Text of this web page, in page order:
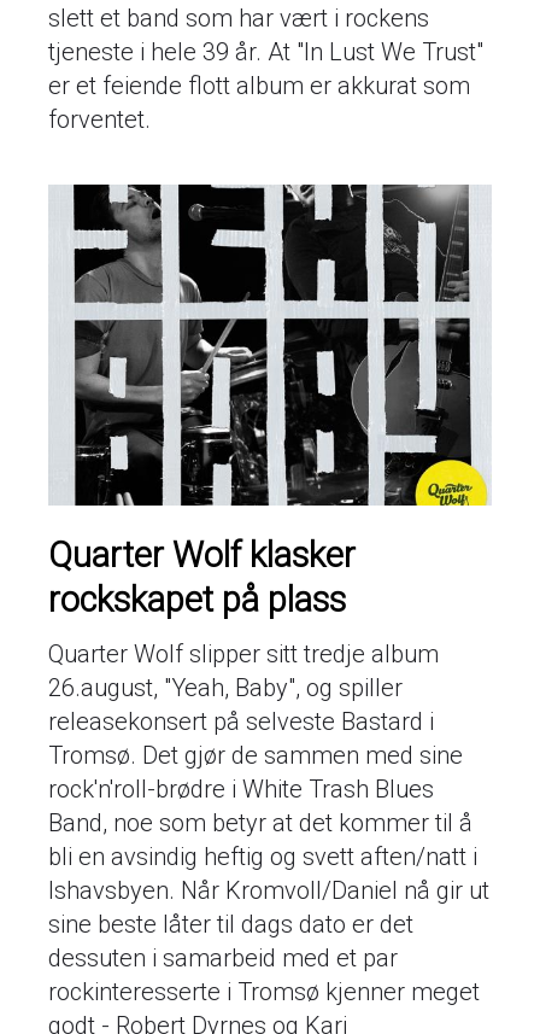
slett et band som har vært i rockens
tjeneste i hele 39 år. At "In Lust We Trust"
er et feiende flott album er akkurat som
forventet.
Quarter Wolf klasker
rockskapet på plass
Quarter Wolf slipper sitt tredje album
26.august, "Yeah, Baby", og spiller
releasekonsert på selveste Bastard i
Tromsø. Det gjør de sammen med sine
rock'n'roll-brødre i White Trash Blues
Band, noe som betyr at det kommer til å
bli en avsindig heftig og svett aften/natt i
Ishavsbyen. Når Kromvoll/Daniel nå gir ut
sine beste låter til dags dato er det
dessuten i samarbeid med et par
rockinteresserte i Tromsø kjenner meget
godt - Robert Dyrnes og Kari